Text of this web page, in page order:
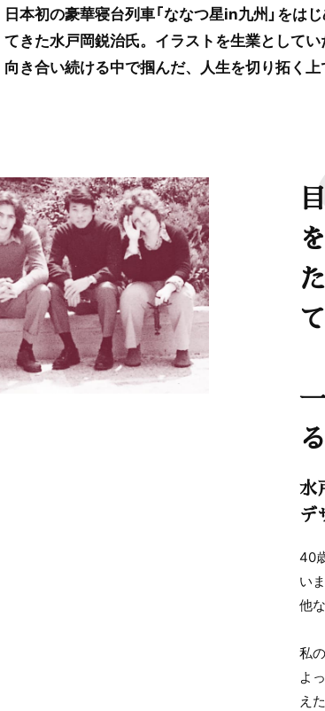
日本初の豪華寝台列車「ななつ星in九州」を
てきた水戸岡鋭治氏。イラストを生業として
向き合い続ける中で掴んだ、人生を切り拓く
水
デ
40
い
他
私
よ
え